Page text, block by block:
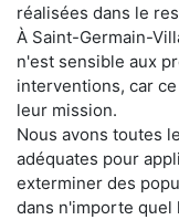
réalisées dans le
À Saint-Germain-
n'est sensible aux
interventions, car
leur mission.
Nous avons toutes
adéquates pour
exterminer des
dans n'importe quel